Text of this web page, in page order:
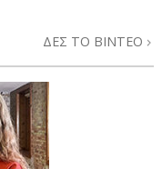
ΔΕΣ ΤΟ ΒΙΝΤΕΟ